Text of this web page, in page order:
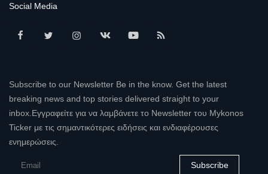
Social Media
Subscribe to our Newsletter Be in the know. Get the latest
breaking news and top stories delivered straight to your
inbox.Εγγραφείτε για να λαμβάνετε το Newsletter του Mykonos
Ticker με τις σημαντικότερες ειδήσεις και ενδιαφέρουσες
ενημερώσεις.
Subscribe